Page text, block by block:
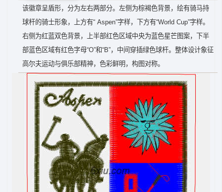
该徽章呈盾形，分为左右两部分。左侧为棕褐色背景，绘有骑马持
球杆的骑士形象，上方有“ Aspen”字样，下方有“World Cup”字样。
右侧为红蓝双色背景，上半部红色区域中央为蓝色星芒图案，下半
部蓝色区域有红色字母“O”和“B”，中间穿插绿色球杆。整体设计象征
高尔夫运动与俱乐部精神，色彩鲜明，构图对称。